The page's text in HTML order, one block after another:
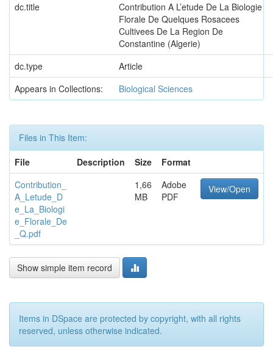
dc.title
Contribution A L’etude De La Biologie
Florale De Quelques Rosacees
Cultivees De La Region De
Constantine (Algerie)
dc.type
Article
Appears in Collections:
Biological Sciences
Files in This Item:
File
Description Size
Format
Contribution_
A_Letude_D
e_La_Biologi
e_Florale_De
_Q.pdf
1,66
MB
Adobe
PDF
View/Open
Show simple item record
Items in DSpace are protected by copyright, with all rights
reserved, unless otherwise indicated.